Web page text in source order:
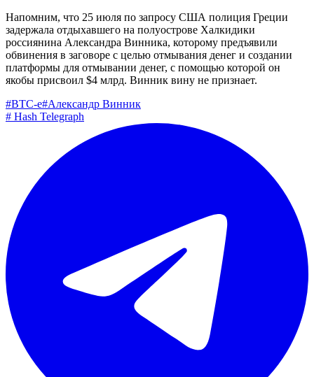
Напомним, что 25 июля по запросу США полиция Греции
задержала отдыхавшего на полуострове Халкидики
россиянина Александра Винника, которому предъявили
обвинения в заговоре с целью отмывания денег и создании
платформы для отмывании денег, с помощью которой он
якобы присвоил $4 млрд. Винник вину не признает.
#BTC-e#Александр Винник
# Hash Telegraph